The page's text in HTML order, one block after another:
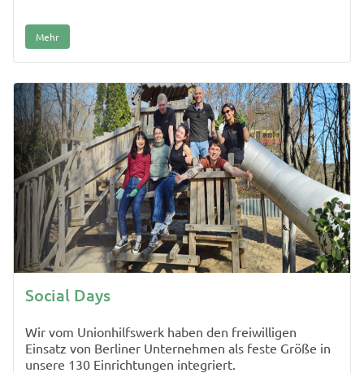
Mehr
Social Days
Wir vom Unionhilfswerk haben den freiwilligen
Einsatz von Berliner Unternehmen als feste Größe in
unsere 130 Einrichtungen integriert.